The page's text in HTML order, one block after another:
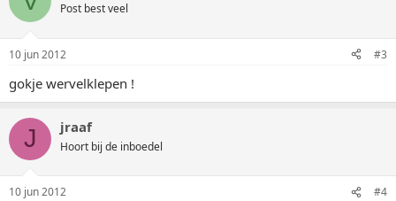
Post best veel
10 jun 2012 #3
gokje wervelklepen !
J jraaf
Hoort bij de inboedel
10 jun 2012 #4